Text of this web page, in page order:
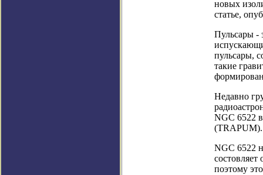
новых
статье,
Пульсары -
пульсары,
такие
Недавно
NGC 6522
(TRAPUM).
NGC 6522
состовляет
поэтому